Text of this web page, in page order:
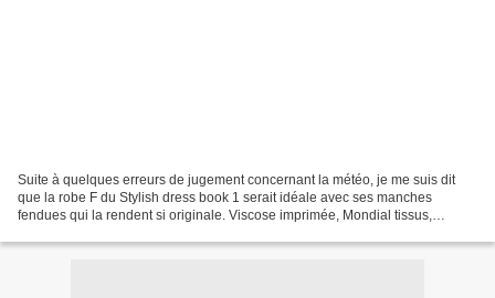
Suite à quelques erreurs de jugement concernant la météo, je me suis dit
que la robe F du Stylish dress book 1 serait idéale avec ses manches
fendues qui la rendent si originale. Viscose imprimée, Mondial tissus,